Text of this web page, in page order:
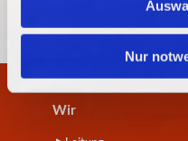
Nur
Wir